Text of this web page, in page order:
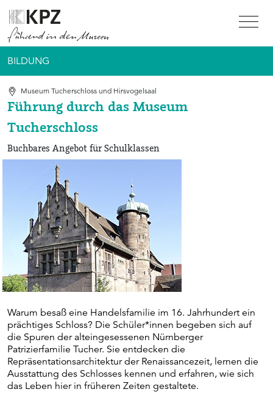
Zur Service Navigation
Zur Hauptnavigation
Zum Inhalt
BILDUNG
Museum Tucherschloss und Hirsvogelsaal
Führung durch das Museum
Tucherschloss
Buchbares Angebot für Schulklassen
Warum besaß eine Handelsfamilie im 16. Jahrhundert ein
prächtiges Schloss? Die Schüler*innen begeben sich auf
die Spuren der alteingesessenen Nürnberger
Patrizierfamilie Tucher. Sie entdecken die
Repräsentationsarchitektur der Renaissancezeit, lernen die
Ausstattung des Schlosses kennen und erfahren, wie sich
das Leben hier in früheren Zeiten gestaltete.